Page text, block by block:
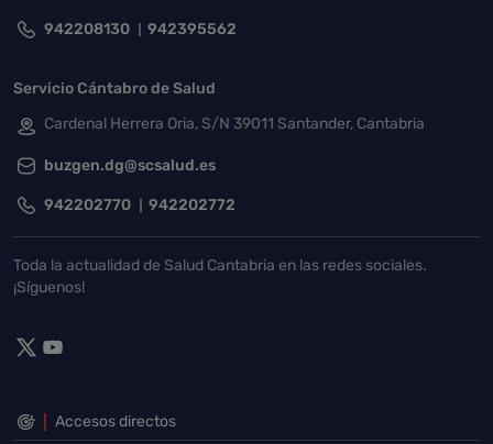
942208130 942395562
Servicio Cántabro de Salud
Cardenal Herrera Oria, S/N 39011 Santander, Cantabria
buzgen.dg@scsalud.es
942202770 942202772
Toda la actualidad de Salud Cantabria en las redes sociales.
¡Síguenos!
Accesos directos